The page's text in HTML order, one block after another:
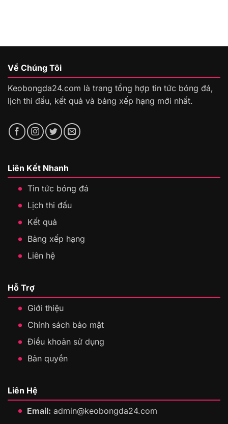
Về Chúng Tôi
Keobongda24.com là trang tổng hợp tin tức bóng đá,
lịch thi đấu, kết quả và bảng xếp hạng mới nhất.
Liên Kết Nhanh
Tin tức bóng đá
Lịch thi đấu
Kết quả
Bảng xếp hạng
Liên hệ
Hỗ Trợ
Giới thiệu
Chính sách bảo mật
Điều khoản sử dụng
Bản quyền
Liên Hệ
Email: admin@keobongda24.com